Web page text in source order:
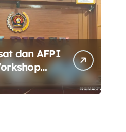
dan AFPI
Perkuat